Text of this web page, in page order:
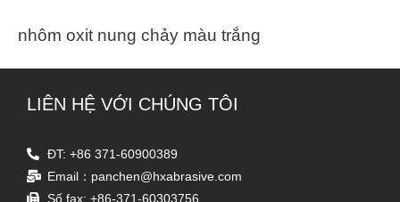
nhôm oxit nung chảy màu trắng
LIÊN HỆ VỚI CHÚNG TÔI
ĐT: +86 371-60900389
Email：panchen@hxabrasive.com
Số fax: +86-371-60303756